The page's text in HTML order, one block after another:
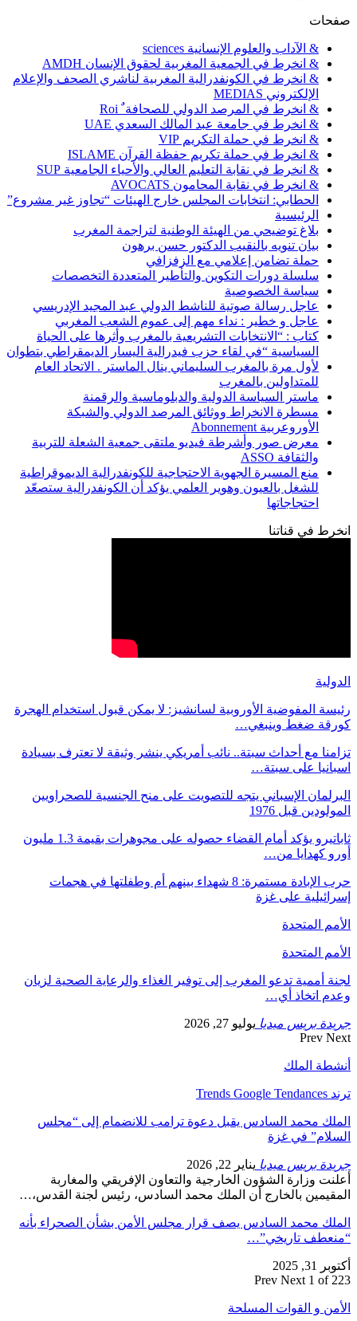
صفحات
& الآداب والعلوم الإنسانية sciences
& انخرط في الجمعية المغربية لحقوق الإنسان AMDH
& انخرط في الكونفدرالية المغربية لناشري الصحف والإعلام
الإلكتروني MEDIAS
& انخرط في المرصد الدولي للصحافة ٌ Roi
& انخرط في جامعة عبد المالك السعدي UAE
& انخرط في حملة التكريم VIP
& انخرط في حملة تكريم حفظة القرآن ISLAME
& انخرط في نقابة التعليم العالي والأحياء الجامعية SUP
& انخرط في نقابة المحامون AVOCATS
الحطابي: انتخابات المجلس خارج الهيئات “تجاوز غير مشروع”
الرئيسية
بلاغ توضيحي من الهيئة الوطنية لتراجمة المغرب
بيان تنويه بالنقيب الدكتور حسن برهون
حملة تضامن إعلامي مع الزفزافي
سلسلة دورات التكوين والتأطير المتعددة التخصصات
سياسة الخصوصية
عاجل رسالة صوتية للناشط الدولي عبد المجيد الإدريسي
عاجل و خطير : نداء مهم إلى عموم الشعب المغربي
كتاب : “الانتخابات التشريعية بالمغرب وأثرها على الحياة
السياسية “في لقاء حزب فيدرالية اليسار الديمقراطي بتطوان
لأول مرة بالمغرب السليماني ينال الماستر . الاتحاد العام
للمتداولين بالمغرب
ماستر السياسة الدولية والدبلوماسية والرقمنة
مسطرة الانخراط ووثائق المرصد الدولي والشبكة
الأوروعربية Abonnement
معرض صور وأشرطة فيديو ملتقى جمعية الشعلة للتربية
والثقافة ASSO
منع المسيرة الجهوية الاحتجاجية للكونفدرالية الديموقراطية
للشغل بالعيون وهوير العلمي يؤكد أن الكونفدرالية ستصعّد
احتجاجاتها
انخرط في قناتنا
الدولية
رئيسة المفوضية الأوروبية لسانشيز: لا يمكن قبول استخدام الهجرة
كورقة ضغط وينبغي…
تزامنا مع أحداث سبتة.. نائب أمريكي ينشر وثيقة لا تعترف بسيادة
اسبانيا على سبتة…
البرلمان الإسباني يتجه للتصويت على منح الجنسية للصحراويين
المولودين قبل 1976
ثاباتيرو يؤكد أمام القضاء حصوله على مجوهرات بقيمة 1.3 مليون
أورو كهدايا من…
حرب الإبادة مستمرة: 8 شهداء بينهم أم وطفلتها في هجمات
إسرائيلية على غزة
الأمم المتحدة
الأمم المتحدة
لجنة أممية تدعو المغرب إلى توفير الغذاء والرعاية الصحية لزيان
وعدم اتخاذ أي…
جريدة بريس ميديا يوليو 27, 2026
Prev Next
أنشطة الملك
ترند Trends Google Tendances
الملك محمد السادس يقبل دعوة ترامب للانضمام إلى “مجلس
السلام” في غزة
جريدة بريس ميديا يناير 22, 2026
أعلنت وزارة الشؤون الخارجية والتعاون الإفريقي والمغاربة
المقيمين بالخارج أن الملك محمد السادس، رئيس لجنة القدس،…
الملك محمد السادس يصف قرار مجلس الأمن بشأن الصحراء بأنه
“منعطف تاريخي”…
أكتوبر 31, 2025
Prev Next 1 of 223
الأمن و القوات المسلحة